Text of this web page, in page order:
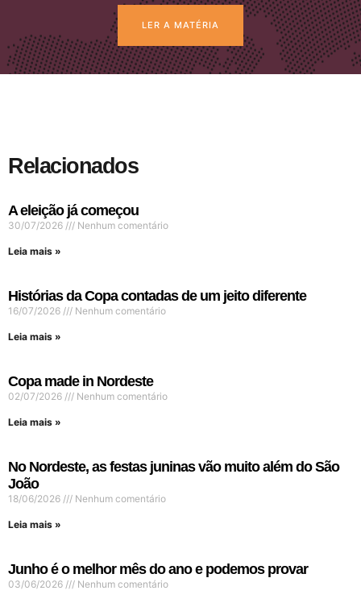
LER A MATÉRIA
Relacionados
A eleição já começou
30/07/2026 Nenhum comentário
Leia mais »
Histórias da Copa contadas de um jeito diferente
16/07/2026 Nenhum comentário
Leia mais »
Copa made in Nordeste
02/07/2026 Nenhum comentário
Leia mais »
No Nordeste, as festas juninas vão muito além do São
João
18/06/2026 Nenhum comentário
Leia mais »
Junho é o melhor mês do ano e podemos provar
03/06/2026 Nenhum comentário